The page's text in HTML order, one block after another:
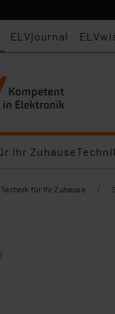
ELVjournal
Ihr Zuhause
Technik für Ihr Zuhause /